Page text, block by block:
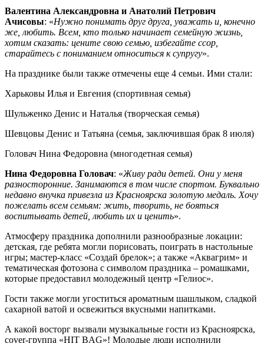
Валентина Александровна и Анатолий Петрович
Ачисовы: «Нужно понимать друг друга, уважать и, конечно
же, любить. Всем, кто только начинает семейную жизнь,
хотим сказать: цените свою семью, избегайте ссор,
старайтесь с пониманием относиться к супругу».
На празднике были также отмечены еще 4 семьи. Ими стали:
Харьковы Илья и Евгения (спортивная семья)
Шульженко Денис и Наталья (творческая семья)
Шевцовы Денис и Татьяна (семья, заключившая брак 8 июля)
Головач Нина Федоровна (многодетная семья)
Нина Федоровна Головач: «Живу ради детей. Они у меня
разносторонние. Занимаются в том числе спортом. Буквально
недавно внучка привезла из Красноярска золотую медаль. Хочу
пожелать всем семьям: жить, творить, не бояться
воспитывать детей, любить их и ценить».
Атмосферу праздника дополнили разнообразные локации:
детская, где ребята могли порисовать, поиграть в настольные
игры; мастер-класс «Создай брелок»; а также «Аквагрим» и
тематическая фотозона с символом праздника – ромашками,
которые предоставил молодежный центр «Гелиос».
Гости также могли угоститься ароматным шашлыком, сладкой
сахарной ватой и освежиться вкусными напитками.
А какой восторг вызвали музыкальные гости из Красноярска,
cover-группа «HIT BAG»! Молодые люди исполнили